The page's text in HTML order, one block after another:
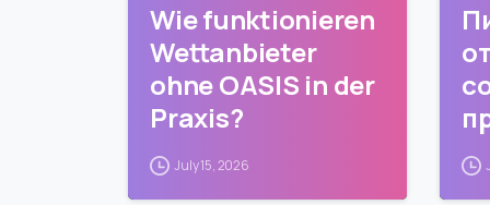
Wie funktionieren
Wettanbieter
ohne OASIS in der
Praxis?
July 15, 2026